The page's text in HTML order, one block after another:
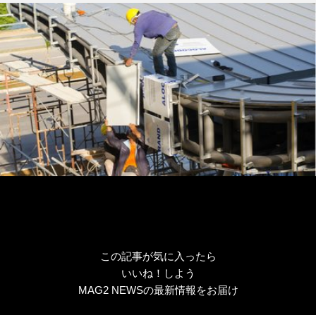
リ
ー
この記事が気に入ったら
いいね！しよう
MAG2 NEWSの最新情報をお届け